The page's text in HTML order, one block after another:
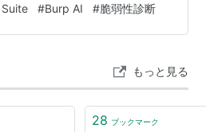
ールとして広く知られている
月からAIを活用した新機能
そく試してみることにしまし
AIは、PortSwigge…
#Burp AI #脆弱性診断
もっと見る
28 ブックマーク